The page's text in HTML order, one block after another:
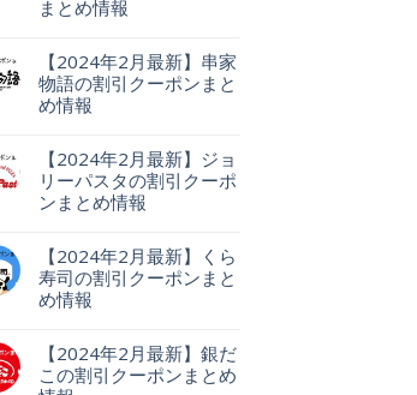
まとめ情報
【2024年2月最新】串家
物語の割引クーポンまと
め情報
【2024年2月最新】ジョ
リーパスタの割引クーポ
ンまとめ情報
【2024年2月最新】くら
寿司の割引クーポンまと
め情報
【2024年2月最新】銀だ
この割引クーポンまとめ